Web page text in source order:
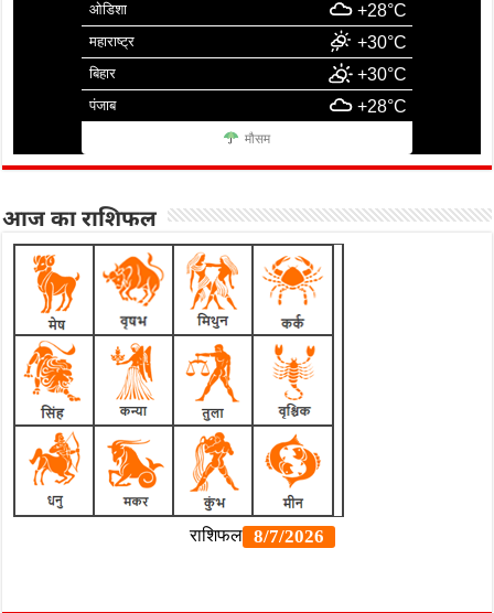
ओडिशा +28°C
महाराष्ट्र +30°C
बिहार +30°C
पंजाब +28°C
मौसम
आज का राशिफल